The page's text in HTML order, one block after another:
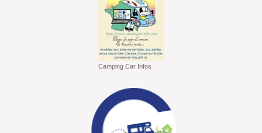
Camping Car Infos